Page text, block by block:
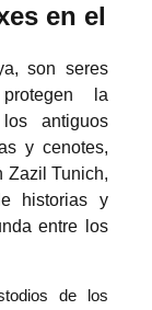
en el
son seres
la
antiguos
y cenotes,
Zazil Tunich,
historias y
entre los
de los